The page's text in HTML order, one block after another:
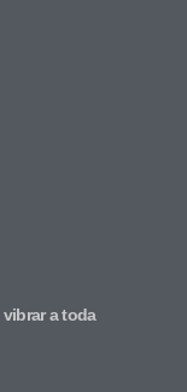
vibrar a toda